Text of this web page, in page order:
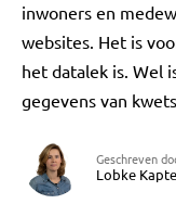
inwoners en
websites. Het is
het datalek is. Wel
gegevens van
Geschreven
Lobke